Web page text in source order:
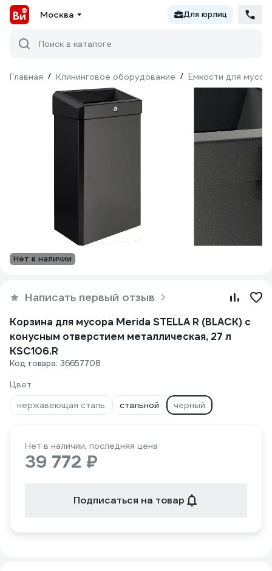
Москва Для юрлиц
Поиск в каталоге
Главная / Клининговое оборудование / Емкости для
Нет в наличии
Написать первый отзыв
Корзина для мусора Merida STELLA R (BLACK) с
конусным отверстием металлическая, 27 л
KSC106.R
Код товара: 36657708
Цвет
нержавеющая сталь
стальной черный
Нет в наличии, последняя цена
39 772 ₽
Подписаться на товар